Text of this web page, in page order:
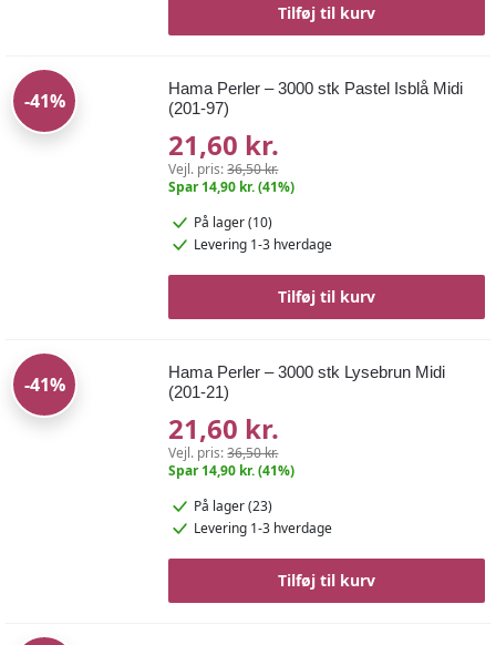
Tilføj til kurv
-41%
Hama Perler – 3000 stk Pastel Isblå Midi
(201-97)
21,60 kr.
Vejl. pris:36,50 kr.
Spar 14,90 kr. (41%)
På lager (10)
Levering 1-3 hverdage
Tilføj til kurv
-41%
Hama Perler – 3000 stk Lysebrun Midi
(201-21)
21,60 kr.
Vejl. pris:36,50 kr.
Spar 14,90 kr. (41%)
På lager (23)
Levering 1-3 hverdage
Tilføj til kurv